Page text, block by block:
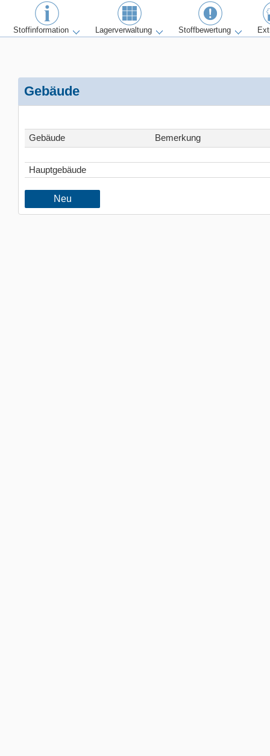
Stoffinformation Lagerverwaltung Stoffbewertung
Gebäude
Gebäude Bemerkung
Hauptgebäude